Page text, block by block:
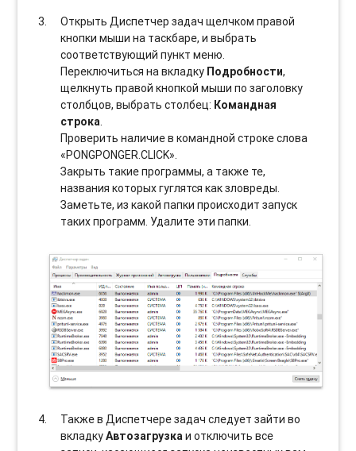
Открыть Диспетчер задач щелчком правой
кнопки мыши на таскбаре, и выбрать
соотвeтствующий пункт меню.
Переключиться на вкладку Подробности,
щелкнуть правой кнопкой мыши по заголовку
столбцов, выбрать столбец: Командная
строка.
Проверить наличие в командной строке слова
«PONGPONGER.CLICK».
Закрыть такие программы, а также те,
названия которых гуглятся как зловреды.
Заметьте, из какой папки происходит запуск
таких программ. Удалите эти папки.
Также в Диспетчере задач следует зайти во
вкладкуАвтозагрузкаи отключить все